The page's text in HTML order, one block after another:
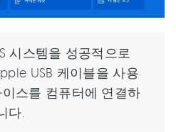
시스템을 성공적으로
USB 케이블을 사용
스를 컴퓨터에 연결하
다.